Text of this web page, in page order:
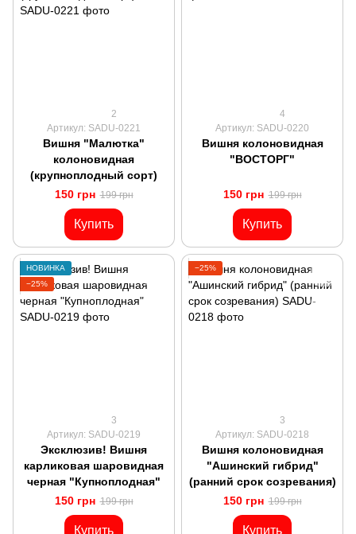
2
Артикул: SADU-0221
Вишня "Малютка"
колоновидная
(крупноплодный сорт)
150 грн 199 грн
Купить
4
Артикул: SADU-0220
Вишня колоновидная
"ВОСТОРГ"
150 грн 199 грн
Купить
НОВИНКА
−25%
3
Артикул: SADU-0219
Эксклюзив! Вишня
карликовая шаровидная
черная "Купноплодная"
150 грн 199 грн
Купить
−25%
3
Артикул: SADU-0218
Вишня колоновидная
"Ашинский гибрид"
(ранний срок созревания)
150 грн 199 грн
Купить